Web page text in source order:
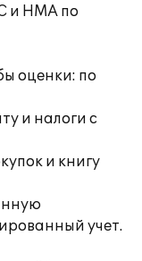
и НМА по
оценки: по
и налоги с
и книгу
учет.